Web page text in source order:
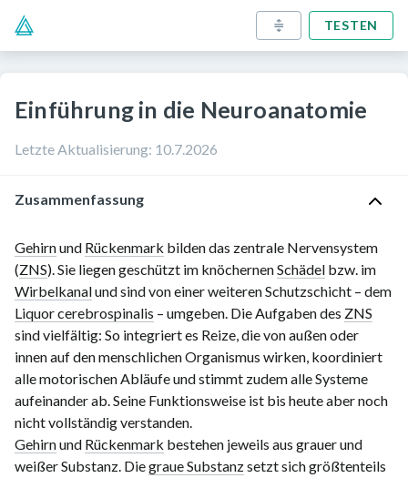
TESTEN
Einführung in die Neuroanatomie
Letzte Aktualisierung: 10.7.2026
Zusammenfassung
Gehirnund Rückenmark bilden das zentrale Nervensystem
(ZNS). Sie liegen geschützt im knöchernenSchädel bzw. im
Wirbelkanalund sind von einer weiteren Schutzschicht – dem
Liquor cerebrospinalis – umgeben. Die Aufgaben des ZNS
sind vielfältig: So integriert es Reize, die von außen oder
innen auf den menschlichen Organismus wirken, koordiniert
alle motorischen Abläufe und stimmt zudem alle Systeme
aufeinander ab. Seine Funktionsweise ist bis heute aber noch
nicht vollständig verstanden.
Gehirnund Rückenmark bestehen jeweils aus grauer und
weißer Substanz. Diegraue Substanzsetzt sich größtenteils